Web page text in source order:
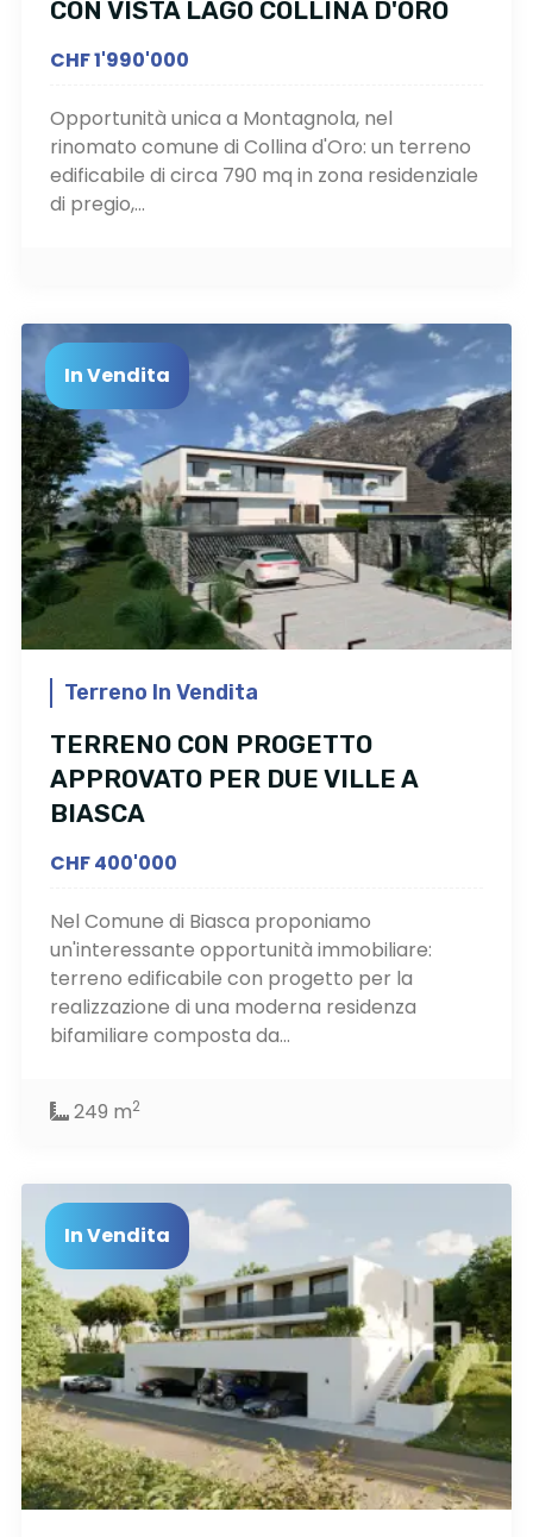
CON VISTA LAGO COLLINA D'ORO
CHF 1'990'000
Opportunità unica a Montagnola, nel
rinomato comune di Collina d'Oro: un terreno
edificabile di circa 790 mq in zona residenziale
di pregio,...
In Vendita
Terreno In Vendita
TERRENO CON PROGETTO
APPROVATO PER DUE VILLE A
BIASCA
CHF 400'000
Nel Comune di Biasca proponiamo
un'interessante opportunità immobiliare:
terreno edificabile con progetto per la
realizzazione di una moderna residenza
bifamiliare composta da...
249 m2
In Vendita